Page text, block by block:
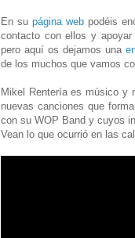
En supágina web podéis
contacto con ellos y
pero aquí os dejamos una
de los muchos que vamos
Mikel Rentería es músico y
nuevas canciones que
con su WOP Band y cuyos
Vean lo que ocurrió en las